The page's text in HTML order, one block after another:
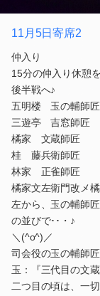
11月5日寄席2
仲入り
15分の仲入り休憩
後半戦へ♪
五明楼 玉の輔師
三遊亭 吉窓師匠
橘家 文蔵師匠
桂 藤兵衛師匠
林家 正雀師匠
橘家文左衛門改メ
左から、玉の輔師
の並びで･･・♪
＼(^o^)／
司会役の玉の輔師
玉：『三代目の文
二つ目の頃は、一